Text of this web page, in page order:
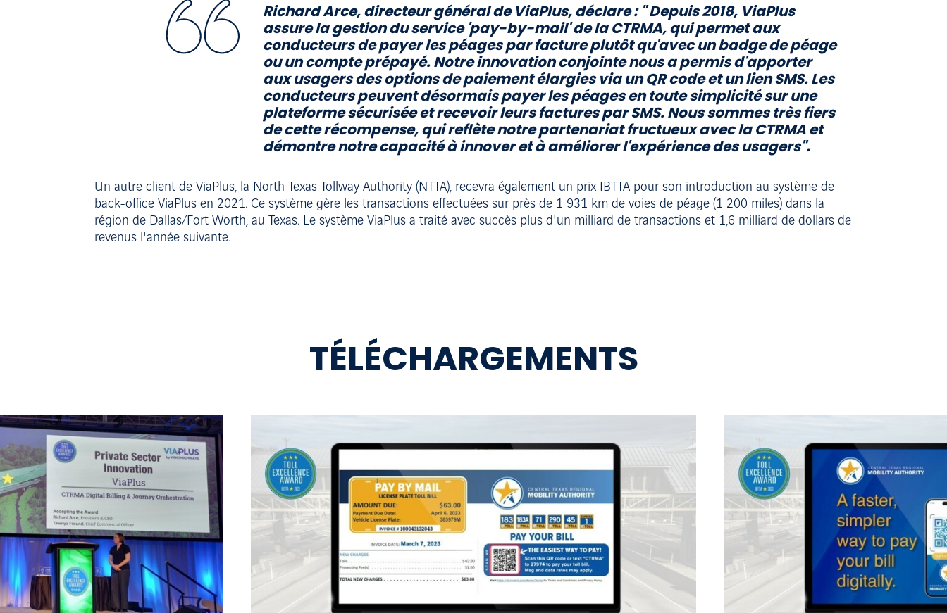
Richard Arce, directeur général de ViaPlus, déclare : " Depuis 2018, ViaPlus
assure la gestion du service 'pay-by-mail' de la CTRMA, qui permet aux
conducteurs de payer les péages par facture plutôt qu'avec un badge de péage
ou un compte prépayé. Notre innovation conjointe nous a permis d'apporter
aux usagers des options de paiement élargies via un QR code et un lien SMS. Les
conducteurs peuvent désormais payer les péages en toute simplicité sur une
plateforme sécurisée et recevoir leurs factures par SMS. Nous sommes très fiers
de cette récompense, qui reflète notre partenariat fructueux avec la CTRMA et
démontre notre capacité à innover et à améliorer l'expérience des usagers".
Un autre client de ViaPlus, la North Texas Tollway Authority (NTTA), recevra également un prix IBTTA pour son introduction au système de
back-office ViaPlus en 2021. Ce système gère les transactions effectuées sur près de 1 931 km de voies de péage (1 200 miles) dans la
région de Dallas/Fort Worth, au Texas. Le système ViaPlus a traité avec succès plus d'un milliard de transactions et 1,6 milliard de dollars de
revenus l'année suivante.
TÉLÉCHARGEMENTS